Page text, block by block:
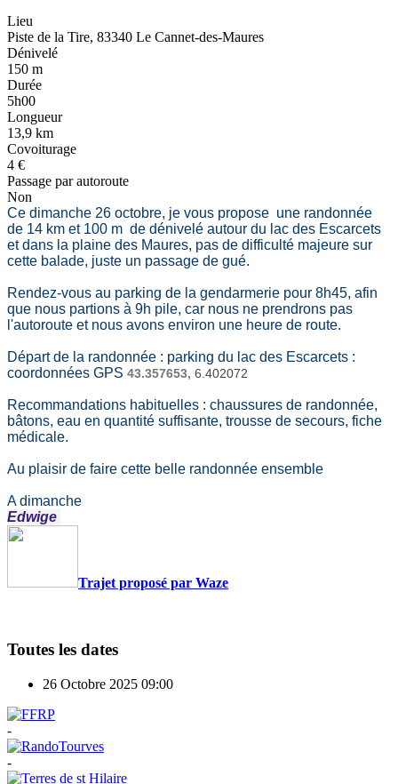
Lieu
Piste de la Tire, 83340 Le Cannet-des-Maures
Dénivelé
150 m
Durée
5h00
Longueur
13,9 km
Covoiturage
4 €
Passage par autoroute
Non
Ce dimanche 26 octobre, je vous propose une randonnée
de 14 km et 100 m de dénivelé autour du lac des Escarcets
et dans la plaine des Maures, pas de difficulté majeure sur
cette balade, juste un passage de gué.
Rendez-vous au parking de la gendarmerie pour 8h45, afin
que nous partions à 9h pile, car nous ne prendrons pas
l'autoroute et nous avons environ une heure de route.
Départ de la randonnée : parking du lac des Escarcets :
coordonnées GPS 43.357653, 6.402072
Recommandations habituelles : chaussures de randonnée,
bâtons, eau en quantité suffisante, trousse de secours, fiche
médicale.
Au plaisir de faire cette belle randonnée ensemble
A dimanche
Edwige
Trajet proposé par Waze
Toutes les dates
26 Octobre 2025 09:00
-
-